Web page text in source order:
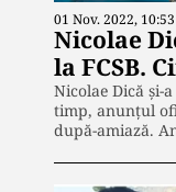
01 Nov. 2022, 10:53
Nicolae
la FCSB.
Nicolae Dică și-
timp, anunțul
după-amiază.